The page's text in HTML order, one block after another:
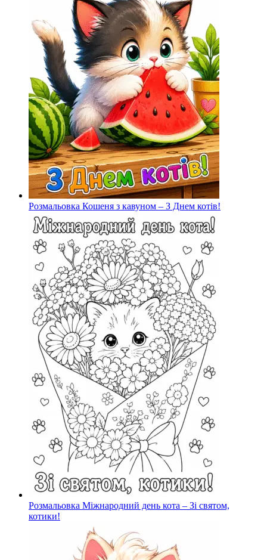
Розмальовка Кошеня з кавуном – З Днем котів!
Розмальовка Міжнародний день кота – Зі святом,
котики!